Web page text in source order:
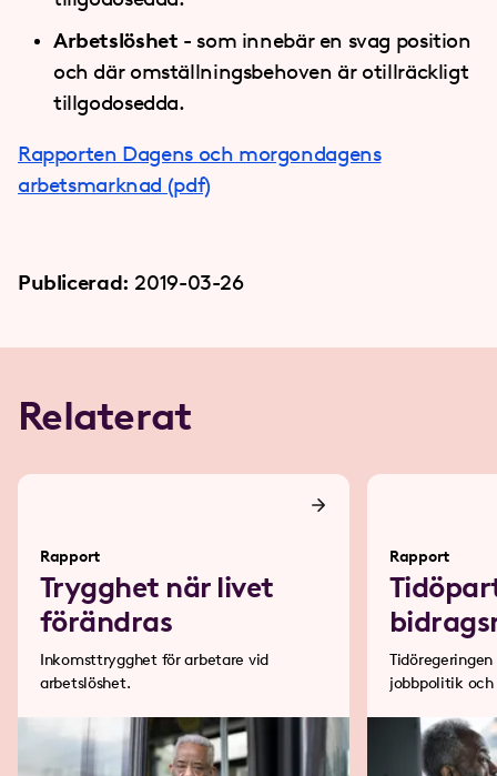
Arbetslöshet - som innebär en svag position
och där omställningsbehoven är otillräckligt
tillgodosedda.
Rapporten Dagens och morgondagens
arbetsmarknad (pdf)
Publicerad: 2019-03-26
Relaterat
Rapport
Trygghet när livet
förändras
Inkomsttrygghet för arbetare vid
arbetslöshet.
Rapport
jobbpolitik